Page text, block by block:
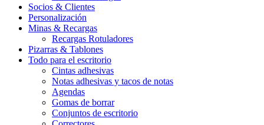
Socios & Clientes
Personalización
Minas & Recargas
Recargas Rotuladores
Pizarras & Tablones
Todo para el escritorio
Cintas adhesivas
Notas adhesivas y tacos de notas
Agendas
Gomas de borrar
Conjuntos de escritorio